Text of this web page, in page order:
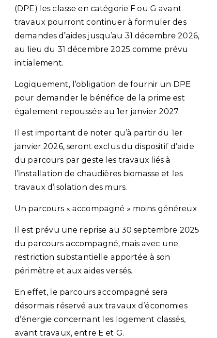
(DPE) les classe en catégorie F ou G avant
travaux pourront continuer à formuler des
demandes d’aides jusqu’au 31 décembre 2026,
au lieu du 31 décembre 2025 comme prévu
initialement.
Logiquement, l’obligation de fournir un DPE
pour demander le bénéfice de la prime est
également repoussée au 1er janvier 2027.
Il est important de noter qu’à partir du 1er
janvier 2026, seront exclus du dispositif d’aide
du parcours par geste les travaux liés à
l’installation de chaudières biomasse et les
travaux d’isolation des murs.
Un parcours « accompagné » moins généreux
Il est prévu une reprise au 30 septembre 2025
du parcours accompagné, mais avec une
restriction substantielle apportée à son
périmètre et aux aides versés.
En effet, le parcours accompagné sera
désormais réservé aux travaux d’économies
d’énergie concernant les logement classés,
avant travaux, entre E et G.